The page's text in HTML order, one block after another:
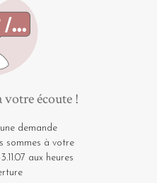
votre écoute !
demande
sommes à votre
aux heures